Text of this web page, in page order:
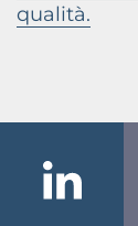
qualità.